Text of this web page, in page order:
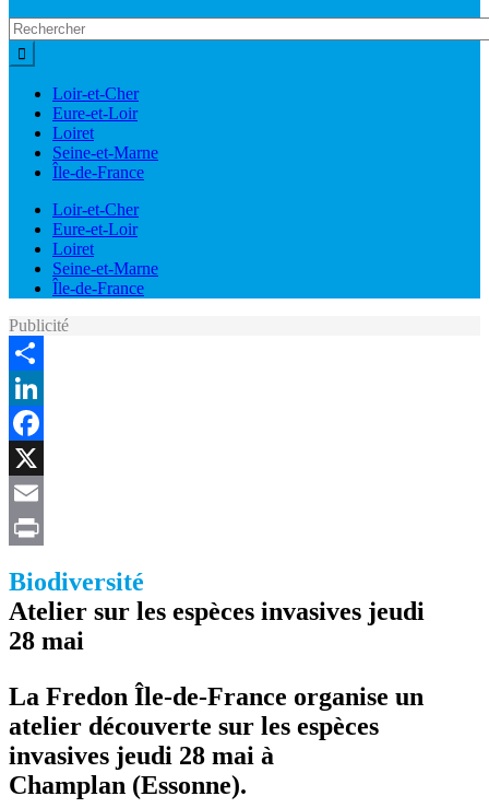
Loir-et-Cher
Eure-et-Loir
Loiret
Seine-et-Marne
Île-de-France
Loir-et-Cher
Eure-et-Loir
Loiret
Seine-et-Marne
Île-de-France
Publicité
Share
LinkedIn
Facebook
X
Email
Biodiversité
Atelier sur les espèces invasives jeudi
28 mai
La Fredon Île-de-France organise un
atelier découverte sur les espèces
invasives jeudi 28 mai à
Champlan (Essonne).